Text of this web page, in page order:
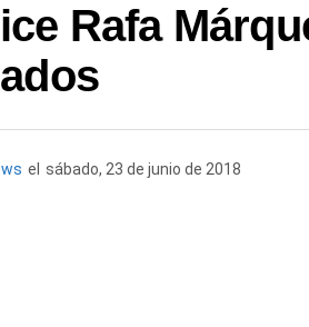
Rafa
el sábado, 23 de junio de 2018